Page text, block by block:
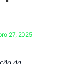
27, 2025
da